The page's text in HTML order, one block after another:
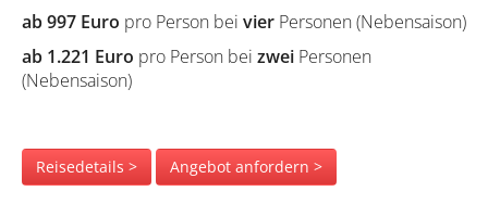
ab 997 Euro pro Person bei vier Personen (Nebensaison)
ab 1.221 Euro pro Person bei zwei Personen
(Nebensaison)
Reisedetails > Angebot anfordern >